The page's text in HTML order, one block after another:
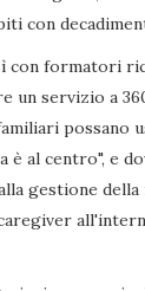
con
con formatori
un servizio a
possano
è al centro", e
gestione della